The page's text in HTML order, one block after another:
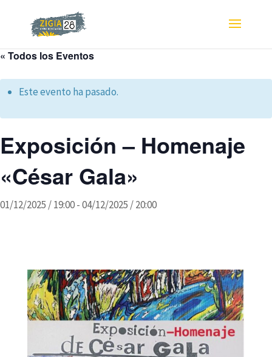
« Todos los Eventos
Este evento ha pasado.
Exposición – Homenaje
«César Gala»
01/12/2025 / 19:00-04/12/2025 / 20:00